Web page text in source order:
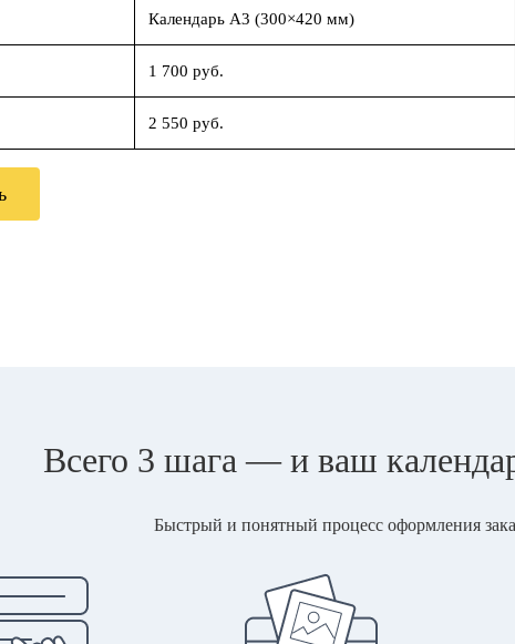
Календарь А3 (300×420 мм)
1 700 руб.
2 550 руб.
Всего 3 шага — и ваш
Быстрый и понятный процесс оформления